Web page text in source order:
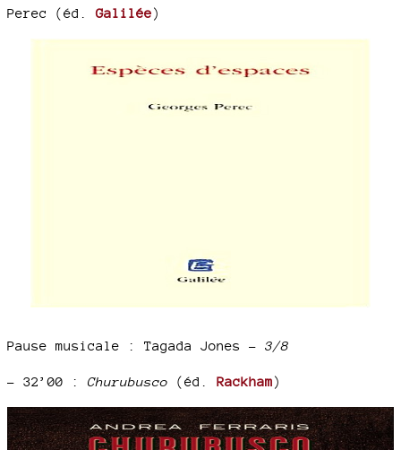
Perec (éd.Galilée)
Pause musicale : Tagada Jones – 3/8
– 32’00 : Churubusco (éd. Rackham)